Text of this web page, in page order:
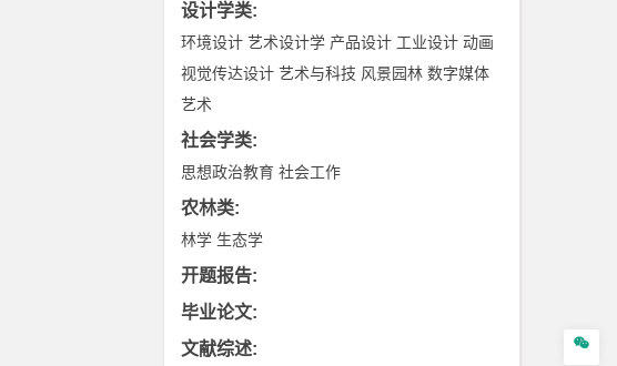
设计学类:
环境设计 艺术设计学 产品设计 工业设计 动画
视觉传达设计 艺术与科技 风景园林 数字媒体
艺术
社会学类:
思想政治教育 社会工作
农林类:
林学 生态学
开题报告:
毕业论文:
文献综述:
